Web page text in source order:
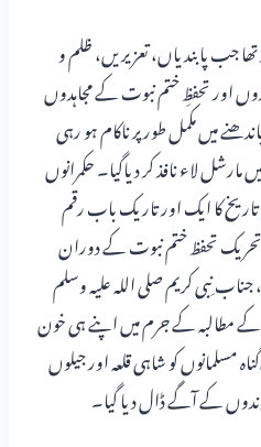
جب پابندیاں، تعزیریں، ظلم و
اور تحفظِ ختم نبوت کے مجاہدوں
میں مکمل طور پر ناکام ہو رہی
کو لاہور میں مارشل لاء نافذ کر دیاگیا۔ حکمرانوں
کا ایک اور تاریک باب رقم
تحفظ ختم نبوت کے دوران
ِنبی کریم صلی اللہ علیہ وسلم
کے جرم میں اپنے ہی خون
مسلمانوں کو شاہی قلعہ اور جیلوں
کے آگے ڈال دیا گیا۔